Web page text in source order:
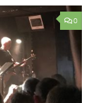
0